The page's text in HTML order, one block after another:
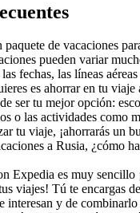
paquete de vacaciones
pueden variar
fechas, las líneas
es ahorrar en tu viaje
ser tu mejor opción:
o las actividades como
tu viaje, ¡ahorrarás un
a Rusia, ¿cómo
Expedia es muy sencillo
viajes! Tú te encargas
interesan y de